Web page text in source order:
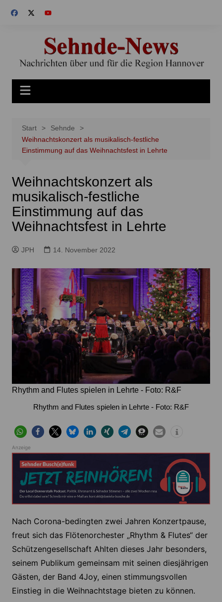
Inhalt
Start
Sehnde
Weihnachtskonzert als musikalisch-festliche
Einstimmung auf das Weihnachtsfest in Lehrte
Weihnachtskonzert als
musikalisch-festliche
Einstimmung auf das
Weihnachtsfest in Lehrte
JPH 14. November 2022
Rhythm and Flutes spielen in Lehrte - Foto: R&F
Rhythm and Flutes spielen in Lehrte - Foto: R&F
Anzeige
Nach Corona-bedingten zwei Jahren Konzertpause,
freut sich das Flötenorchester „Rhythm & Flutes“ der
Schützengesellschaft Ahlten dieses Jahr besonders,
seinem Publikum gemeinsam mit seinen diesjährigen
Gästen, der Band 4Joy, einen stimmungsvollen
Einstieg in die Weihnachtstage bieten zu können.